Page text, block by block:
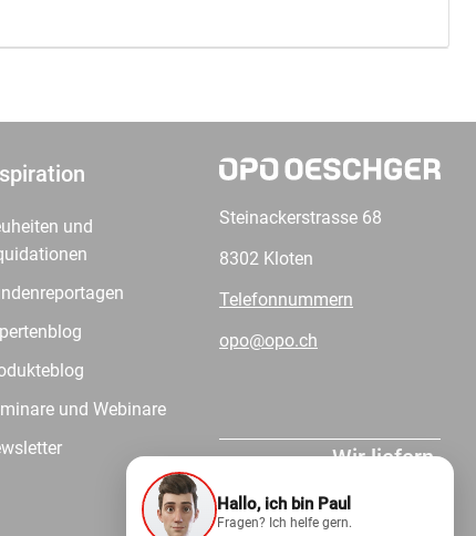
und
und Webinare
Steinackerstrasse 68
8302 Kloten
Telefonnummern
opo@opo.ch
Wir liefern.
Hallo, ich bin Paul
Fragen? Ich helfe gern.